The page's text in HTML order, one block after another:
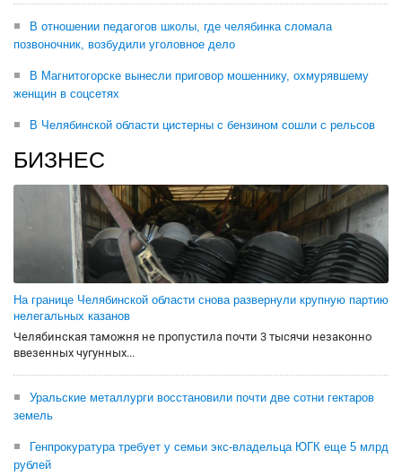
В отношении педагогов школы, где челябинка сломала
позвоночник, возбудили уголовное дело
В Магнитогорске вынесли приговор мошеннику, охмурявшему
женщин в соцсетях
В Челябинской области цистерны с бензином сошли с рельсов
БИЗНЕС
На границе Челябинской области снова развернули крупную партию
нелегальных казанов
Челябинская таможня не пропустила почти 3 тысячи незаконно
ввезенных чугунных...
Уральские металлурги восстановили почти две сотни гектаров
земель
Генпрокуратура требует у семьи экс-владельца ЮГК еще 5 млрд
рублей